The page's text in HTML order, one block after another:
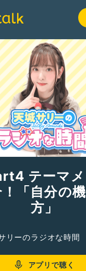
テーマメ
「自分の
方」
リーのラジオな時間
アプリで聴く